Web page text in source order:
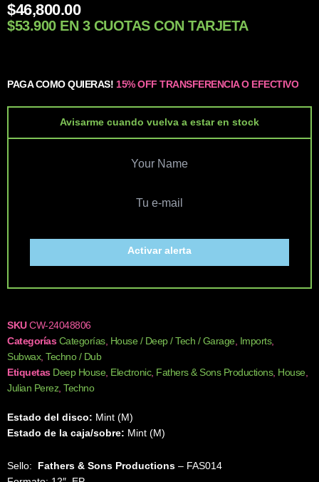
$46,800.00
$53.900 EN 3 CUOTAS CON TARJETA
PAGA COMO QUIERAS! 15% OFF TRANSFERENCIA O EFECTIVO
Avisarme cuando vuelva a estar en stock
Activar alerta
SKUCW-24048806
Categorías Categorías, House / Deep / Tech / Garage, Imports,
Subwax, Techno / Dub
Etiquetas Deep House, Electronic, Fathers & Sons Productions, House,
Julian Perez, Techno
Estado del disco: Mint (M)
Estado de la caja/sobre: Mint (M)
Sello: Fathers & Sons Productions ‎– FAS014